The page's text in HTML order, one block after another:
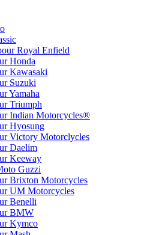
Royal Enfield
Honda
Kawasaki
Suzuki
Yamaha
Triumph
Indian Motorcycles®
Hyosung
Victory Motorclycles
Daelim
Keeway
Guzzi
Brixton Motorcycles
UM Motorcycles
Benelli
BMW
Kymco